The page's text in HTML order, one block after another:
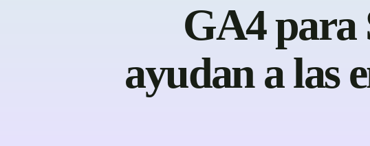
GA4 para
ayudan a las